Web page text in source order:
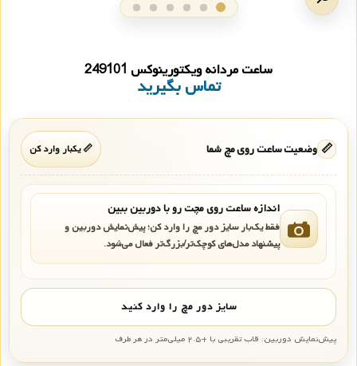
ساعت مردانه ویکتورینوکس 249101
تماس بگیرید
📏 وضعیت ساعت روی مچ شما 📏 یکبار وارد کن
اندازه ساعت روی مچت رو با دوربین ببین
فقط یک‌بار سایز دور مچ را وارد کن؛ پیش‌نمایش دوربین و
پیشنهاد مدل‌های کوچک‌تر/بزرگ‌تر فعال می‌شود.
سایز دور مچ را وارد کنید
پیش‌نمایش دوربین: قاب تقریبی با +۲.۵ میلی‌متر در هر طرف